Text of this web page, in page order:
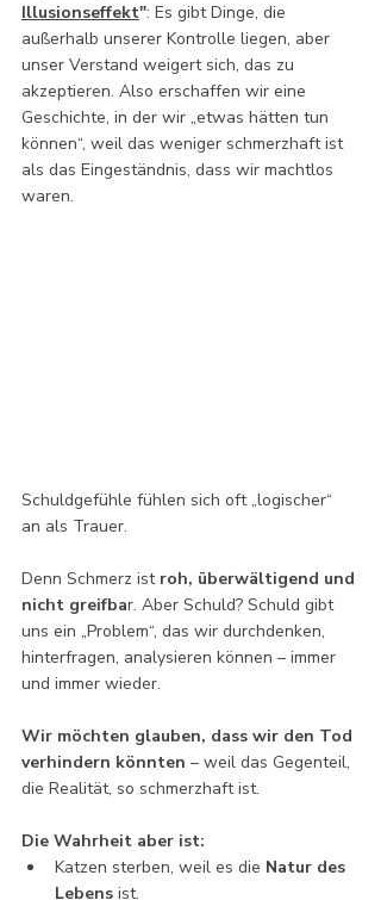
Illusionseffekt": Es gibt Dinge, die
außerhalb unserer Kontrolle liegen, aber
unser Verstand weigert sich, das zu
akzeptieren. Also erschaffen wir eine
Geschichte, in der wir „etwas hätten tun
können“, weil das weniger schmerzhaft ist
als das Eingeständnis, dass wir machtlos
waren.
Schuldgefühle fühlen sich oft „logischer“
an als Trauer.
Denn Schmerz ist roh, überwältigend und
nicht greifbar. Aber Schuld? Schuld gibt
uns ein „Problem“, das wir durchdenken,
hinterfragen, analysieren können – immer
und immer wieder.
Wir möchten glauben, dass wir den Tod
verhindern könnten – weil das Gegenteil,
die Realität, so schmerzhaft ist.
Die Wahrheit aber ist:
Katzen sterben, weil es die Natur des
Lebens ist.